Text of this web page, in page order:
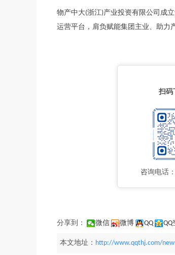
物产中大(浙江)产业投资有限公司成
运营平台，肩负赋能集团主业、助力
扫码
咨询电话
分享到： 微信 微博 QQ QQ
本文地址： http://www.qqthj.com/